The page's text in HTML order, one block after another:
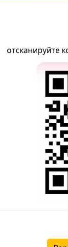
отсканируйте